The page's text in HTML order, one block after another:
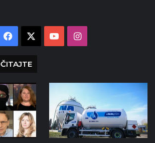
Facebook YouTubeInstagram